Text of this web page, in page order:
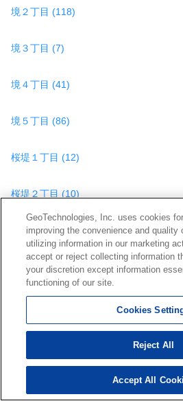
境２丁目 (118)
境３丁目 (7)
境４丁目 (41)
境５丁目 (86)
桜堤１丁目 (12)
桜堤２丁目 (10)
桜堤３丁目 (22)
関前１丁目 (2)
検索結
GeoTechnologies, Inc. uses cookies
improving the convenience and quality
utilizing information in our marketing
accept or reject collecting information
your discretion except information
functioning of our site.
Cookies
Reject All
Accept All